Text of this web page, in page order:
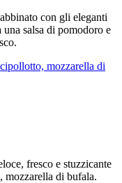
con gli eleganti
una salsa di pomodoro e
mozzarella di
fresco e stuzzicante
di bufala.